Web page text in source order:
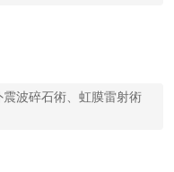
波碎石術、虹膜雷射術